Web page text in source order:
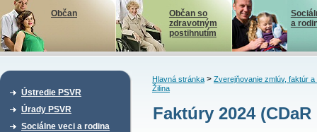
Občan
Občan so
zdravotným
postihnutím
a
Ústredie PSVR
Úrady PSVR
Sociálne veci a rodina
Hlavná stránka> Zverejňovanie zmlúv, faktúr a
Žilina
Faktúry 2024